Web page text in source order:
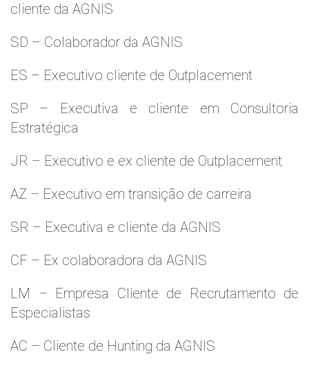
cliente da AGNIS
SD – Colaborador da AGNIS
ES – Executivo cliente de Outplacement
SP – Executiva e cliente em Consultoria
Estratégica
JR – Executivo e ex cliente de Outplacement
AZ – Executivo em transição de carreira
SR – Executiva e cliente da AGNIS
CF – Ex colaboradora da AGNIS
LM – Empresa Cliente de Recrutamento de
Especialistas
AC – Cliente de Hunting da AGNIS